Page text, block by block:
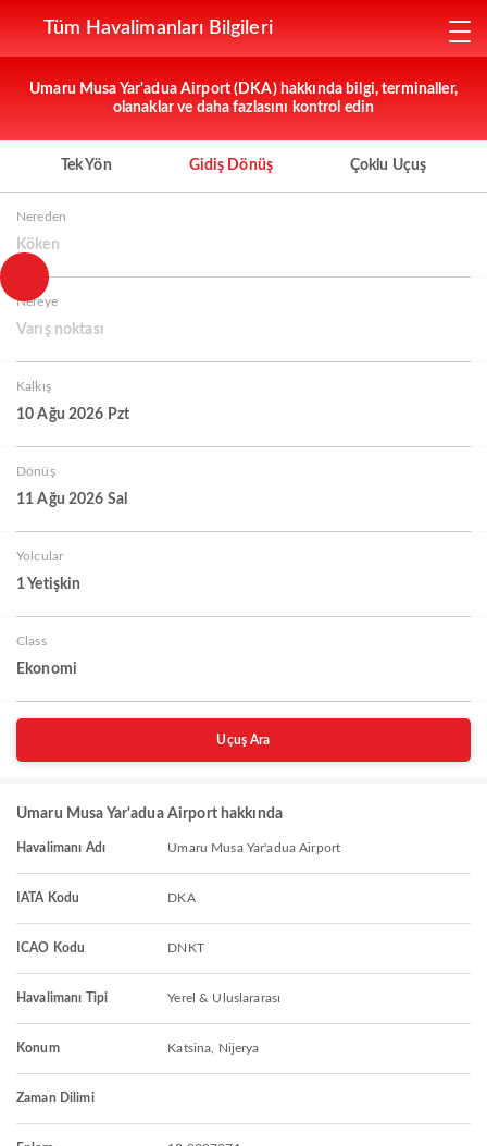
Tüm Havalimanları Bilgileri
Umaru Musa Yar'adua Airport (DKA) hakkında bilgi, terminaller,
olanaklar ve daha fazlasını kontrol edin
Tek Yön Gidiş Dönüş Çoklu Uçuş
Nereden
Köken
Nereye
Varış noktası
Kalkış
10 Ağu 2026 Pzt
Dönüş
11 Ağu 2026 Sal
Yolcular
1 Yetişkin
Class
Ekonomi
Uçuş Ara
Umaru Musa Yar'adua Airport hakkında
Havalimanı Adı Umaru Musa Yar'adua Airport
IATA Kodu DKA
ICAO Kodu DNKT
Havalimanı Tipi Yerel & Uluslararası
Konum Katsina, Nijerya
Zaman Dilimi